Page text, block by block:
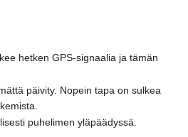
hetken GPS-signaalia ja tämän
päivity. Nopein tapa on sulkea
puhelimen yläpäädyssä.